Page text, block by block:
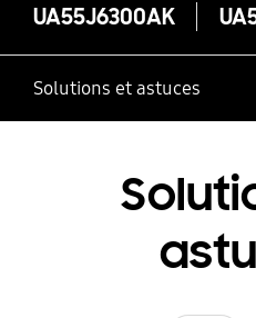
UA55J6300AK
Solutions et astuces